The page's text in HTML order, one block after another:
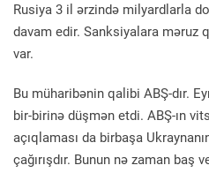
Rusiya 3 il ərzində milyardlarla
davam edir. Sanksiyalara məruz
var.
Bu müharibənin qalibi ABŞ-dır.
bir-birinə düşmən etdi. ABŞ-ın
açıqlaması da birbaşa
çağırışdır. Bunun nə zaman baş